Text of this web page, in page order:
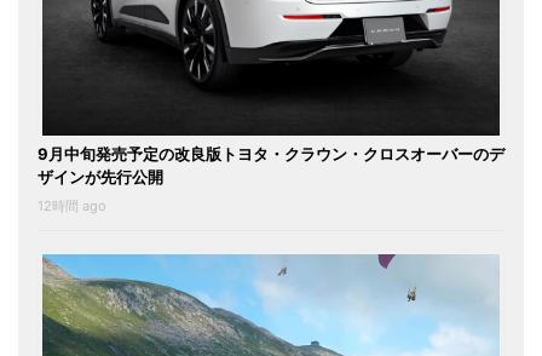
9月中旬発売予定の改良版トヨタ・クラウン・クロスオーバーのデ
ザインが先行公開
12時間 ago